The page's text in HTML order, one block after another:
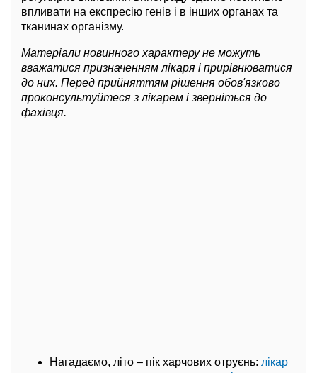
впливати на експресію генів і в інших органах та
тканинах організму.
Матеріали новинного характеру не можуть
вважатися призначенням лікаря і прирівнюватися
до них. Перед прийняттям рішення обов'язково
проконсультуйтеся з лікарем і зверніться до
фахівця.
Нагадаємо, літо – пік харчових отруєнь: лікар